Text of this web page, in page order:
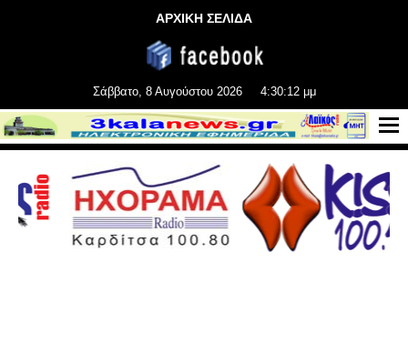
ΑΡΧΙΚΗ ΣΕΛΙΔΑ
Σάββατο, 8 Αυγούστου 2026 4:30:14 μμ